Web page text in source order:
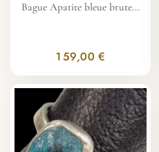
Bague Apatite bleue brute...
159,00 €